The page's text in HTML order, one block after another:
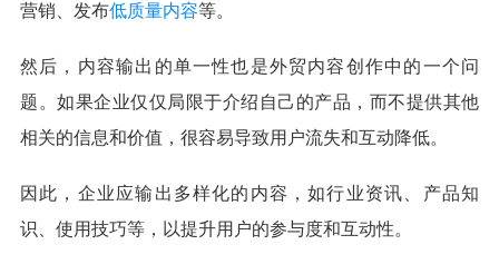
营销、发布低质量内容等。
然后，内容输出的单一性也是外贸内容创作中的一个问
题。如果企业仅仅局限于介绍自己的产品，而不提供其他
相关的信息和价值，很容易导致用户流失和互动降低。
因此，企业应输出多样化的内容，如行业资讯、产品知
识、使用技巧等，以提升用户的参与度和互动性。